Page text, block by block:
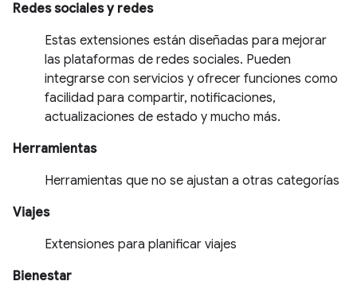
Redes sociales y redes
Estas extensiones están diseñadas para mejorar
las plataformas de redes sociales. Pueden
integrarse con servicios y ofrecer funciones como
facilidad para compartir, notificaciones,
actualizaciones de estado y mucho más.
Herramientas
Herramientas que no se ajustan a otras categorías
Viajes
Extensiones para planificar viajes
Bienestar